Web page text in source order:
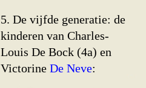
5. De vijfde generatie: de
kinderen van Charles-
Louis De Bock (4a) en
Victorine De Neve: